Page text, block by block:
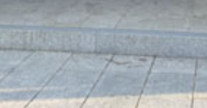
社に二年参りに行くことができました。